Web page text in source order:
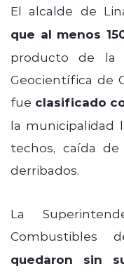
El alcalde de
que al menos
producto de la
Geocientífica de
fue clasificado
la municipalidad
techos, caída
derribados.
La
Combustibles
quedaron sin